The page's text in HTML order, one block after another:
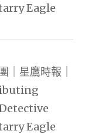
Eagle
｜星鷹時報｜
Eagle